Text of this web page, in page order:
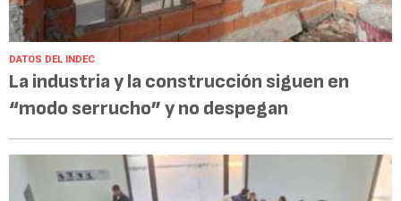
DATOS DEL INDEC
La industria y la construcción siguen en
“modo serrucho” y no despegan